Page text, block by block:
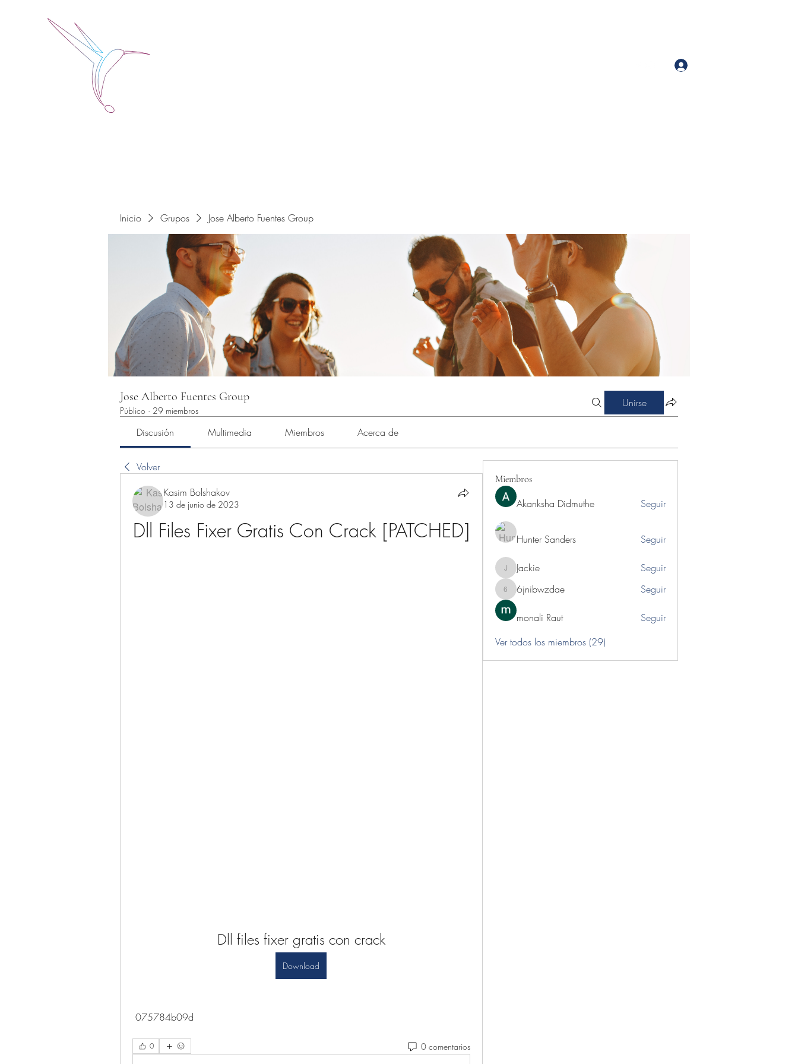
Inicio Grupos Jose Alberto Fuentes Group
Jose Alberto Fuentes Group
Público · 29 miembros
Unirse
Discusión Multimedia Miembros Acerca de
Volver
Kasim Bolshakov
13 de junio de 2023
Dll Files Fixer Gratis Con Crack [PATCHED]
Dll files fixer gratis con crack
Download
075784b09d
0 0 comentarios
Miembros
Akanksha Didmuthe Seguir
Hunter Sanders Seguir
JackieJackie Seguir
6jnibwzdae
6jnibwzdae Seguir
monali Raut
Seguir
Ver todos los miembros (29)